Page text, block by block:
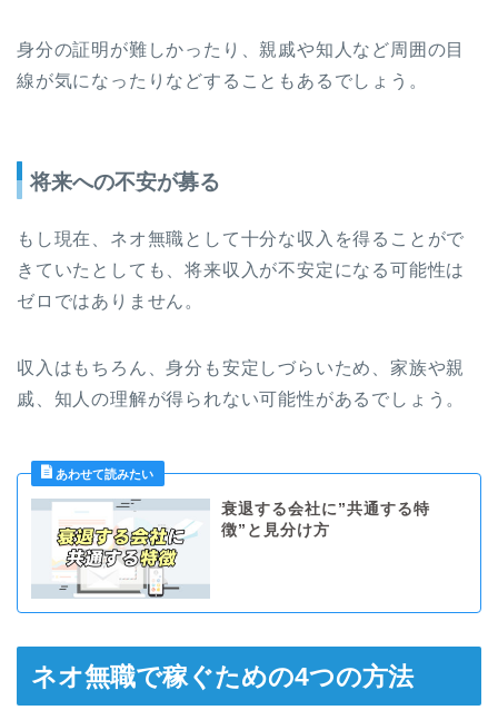
身分の証明が難しかったり、親戚や知人など周囲の目
線が気になったりなどすることもあるでしょう。
将来への不安が募る
もし現在、ネオ無職として十分な収入を得ることがで
きていたとしても、将来収入が不安定になる可能性は
ゼロではありません。
収入はもちろん、身分も安定しづらいため、家族や親
戚、知人の理解が得られない可能性があるでしょう。
衰退する会社に”共通する特
徴”と見分け方
ネオ無職で稼ぐための4つの方法